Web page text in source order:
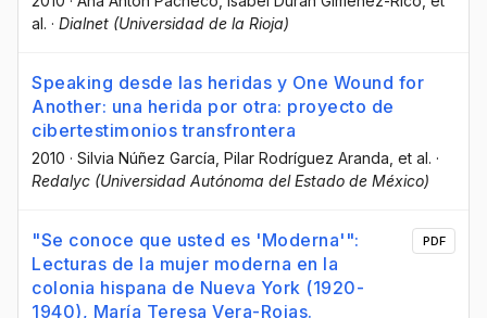
al. · Dialnet (Universidad de la Rioja)
Speaking desde las heridas y One Wound for
Another: una herida por otra: proyecto de
cibertestimonios transfrontera
2010 · Silvia Núñez García , Pilar Rodríguez Aranda , et al. ·
Redalyc (Universidad Autónoma del Estado de México)
"Se conoce que usted es 'Moderna'":
Lecturas de la mujer moderna en la
colonia hispana de Nueva York (1920-
1940), María Teresa Vera-Rojas.
PDF